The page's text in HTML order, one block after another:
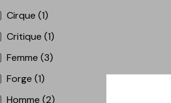
Cirque (1)
Critique (1)
Femme (3)
Forge (1)
Homme (2)